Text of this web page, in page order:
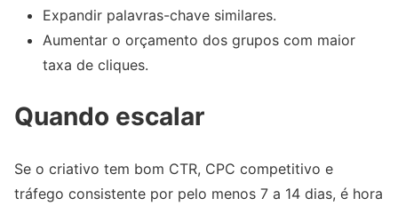
Expandir palavras-chave similares.
Aumentar o orçamento dos grupos com maior
taxa de cliques.
Quando escalar
Se o criativo tem bom CTR, CPC competitivo e
tráfego consistente por pelo menos 7 a 14 dias, é hora